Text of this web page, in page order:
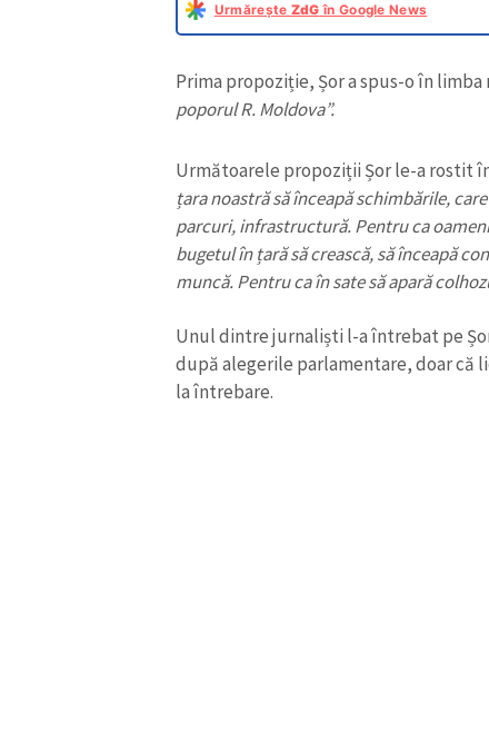
Urmărește ZdG în Google News
Prima propoziție, Șor a spus-o în limba
poporul R. Moldova”.
Următoarele propoziții Șor le-a rostit
țara noastră să înceapă schimbările,
parcuri, infrastructură. Pentru ca
bugetul în țară să crească, să înceapă
muncă. Pentru ca în sate să apară
Unul dintre jurnaliști l-a întrebat pe
după alegerile parlamentare, doar că
la întrebare.